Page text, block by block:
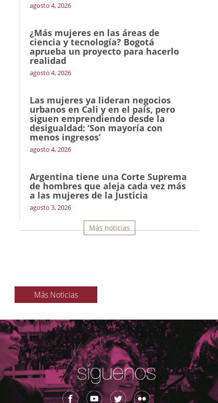
agosto 4, 2026
¿Más mujeres en las áreas de
ciencia y tecnología? Bogotá
aprueba un proyecto para hacerlo
realidad
agosto 4, 2026
Las mujeres ya lideran negocios
urbanos en Cali y en el país, pero
siguen emprendiendo desde la
desigualdad: ‘Son mayoría con
menos ingresos’
agosto 4, 2026
Argentina tiene una Corte Suprema
de hombres que aleja cada vez más
a las mujeres de la Justicia
agosto 3, 2026
Más noticias
Más Noticias